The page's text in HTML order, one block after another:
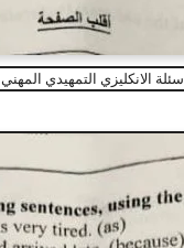
اسئلة الانكليزي التمهيدي المهني 2022